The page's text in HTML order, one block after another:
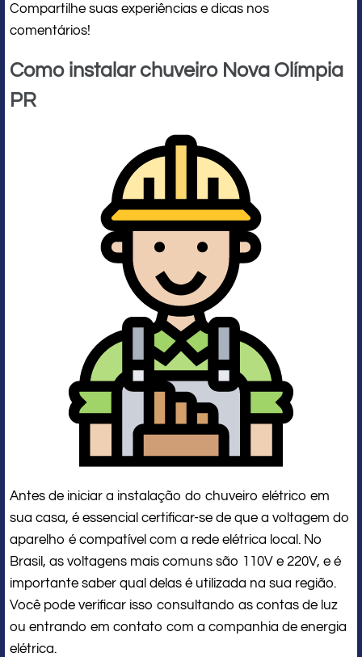
Compartilhe suas experiências e dicas nos
comentários!
Como instalar chuveiro Nova Olímpia
PR
Antes de iniciar a instalação do chuveiro elétrico em
sua casa, é essencial certificar-se de que a voltagem do
aparelho é compatível com a rede elétrica local. No
Brasil, as voltagens mais comuns são 110V e 220V, e é
importante saber qual delas é utilizada na sua região.
Você pode verificar isso consultando as contas de luz
ou entrando em contato com a companhia de energia
elétrica.